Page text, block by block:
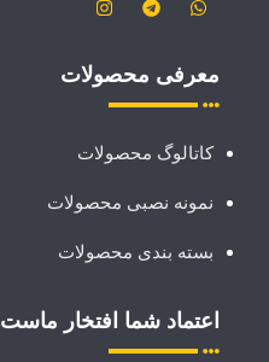
معرفی محصولات
کاتالوگ محصولات
نمونه نصبی محصولات
بسته بندی محصولات
اعتماد شما افتخار ماست